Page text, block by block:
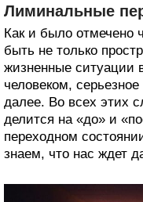
Лиминальные
Как и было отмечено
быть не только
жизненные ситуации
человеком,
далее. Во всех этих
делится на «до» и
переходном
знаем, что нас ждет